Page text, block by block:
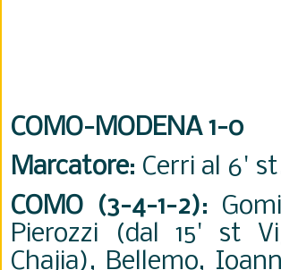
COMO-MODENA 1-0
Marcatore: Cerri al 6'
COMO (3-4-1-2):
Pierozzi (dal 15' st
Chajia), Bellemo,